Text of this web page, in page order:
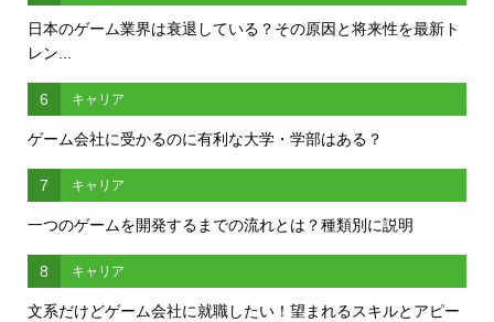
日本のゲーム業界は衰退している？その原因と将来性を最新ト
レン...
6 キャリア
ゲーム会社に受かるのに有利な大学・学部はある？
7 キャリア
一つのゲームを開発するまでの流れとは？種類別に説明
8 キャリア
文系だけどゲーム会社に就職したい！望まれるスキルとアピー